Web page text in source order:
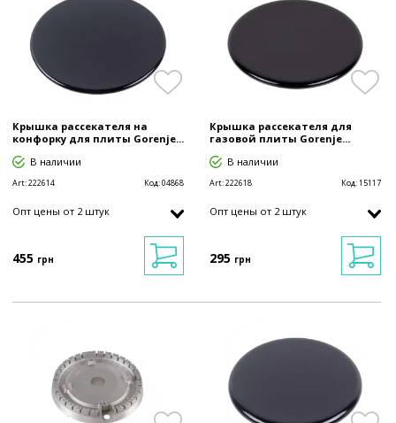
Крышка рассекателя на
конфорку для плиты Gorenje...
В наличии
Art:222614 Код:04868
Опт цены от 2 штук
455 грн
Крышка рассекателя для
газовой плиты Gorenje...
В наличии
Art:222618 Код:15117
Опт цены от 2 штук
295 грн